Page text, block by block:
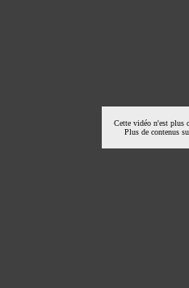
Cette vidéo n'est plus
Plus de contenus